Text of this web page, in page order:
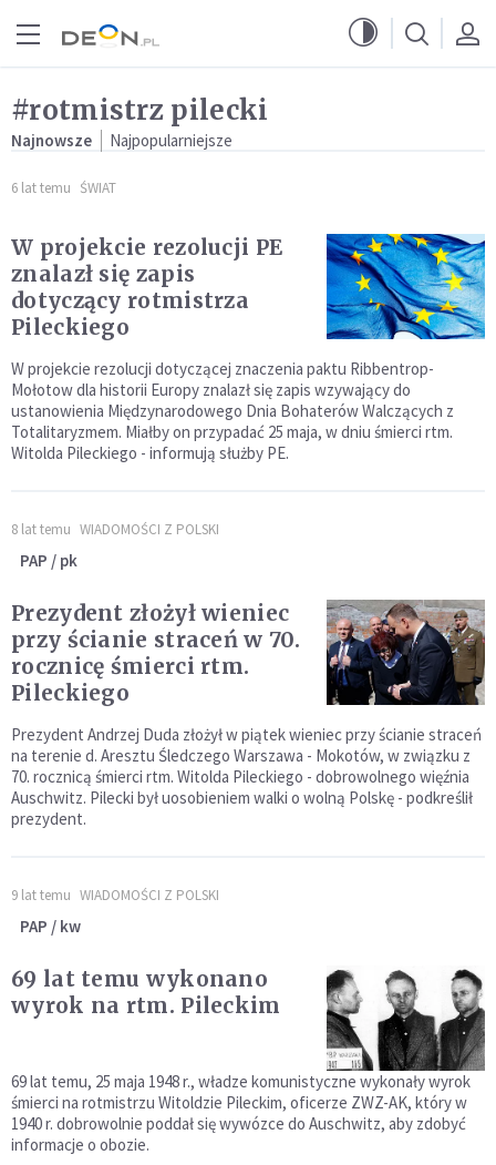
#rotmistrz pilecki
Najnowsze Najpopularniejsze
6 lat temu ŚWIAT
W projekcie rezolucji PE
znalazł się zapis
dotyczący rotmistrza
Pileckiego
W projekcie rezolucji dotyczącej znaczenia paktu Ribbentrop-
Mołotow dla historii Europy znalazł się zapis wzywający do
ustanowienia Międzynarodowego Dnia Bohaterów Walczących z
Totalitaryzmem. Miałby on przypadać 25 maja, w dniu śmierci rtm.
Witolda Pileckiego - informują służby PE.
8 lat temu WIADOMOŚCI Z POLSKI
PAP / pk
Prezydent złożył wieniec
przy ścianie straceń w 70.
rocznicę śmierci rtm.
Pileckiego
Prezydent Andrzej Duda złożył w piątek wieniec przy ścianie straceń
na terenie d. Aresztu Śledczego Warszawa - Mokotów, w związku z
70. rocznicą śmierci rtm. Witolda Pileckiego - dobrowolnego więźnia
Auschwitz. Pilecki był uosobieniem walki o wolną Polskę - podkreślił
prezydent.
9 lat temu WIADOMOŚCI Z POLSKI
PAP / kw
69 lat temu wykonano
wyrok na rtm. Pileckim
69 lat temu, 25 maja 1948 r., władze komunistyczne wykonały wyrok
śmierci na rotmistrzu Witoldzie Pileckim, oficerze ZWZ-AK, który w
1940 r. dobrowolnie poddał się wywózce do Auschwitz, aby zdobyć
informacje o obozie.